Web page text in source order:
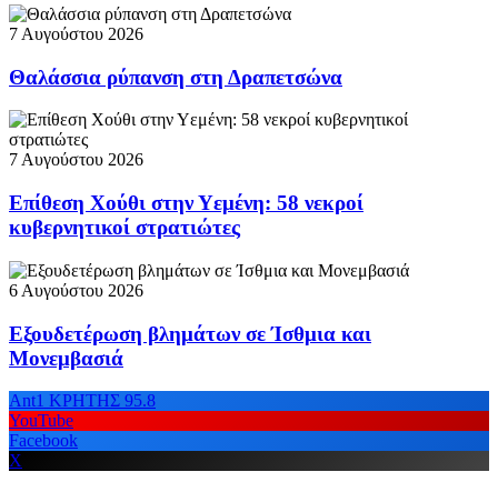
7 Αυγούστου 2026
Θαλάσσια ρύπανση στη Δραπετσώνα
7 Αυγούστου 2026
Επίθεση Χούθι στην Υεμένη: 58 νεκροί
κυβερνητικοί στρατιώτες
6 Αυγούστου 2026
Εξουδετέρωση βλημάτων σε Ίσθμια και
Μονεμβασιά
Ant1 ΚΡΗΤΗΣ 95.8
YouTube
Facebook
X